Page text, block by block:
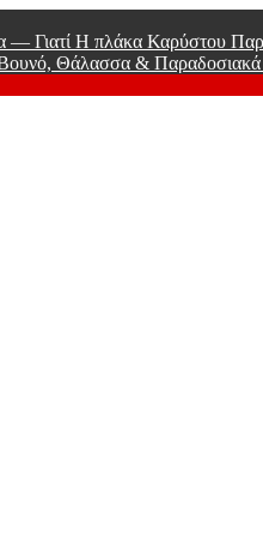
Γιατί Η πλάκα Καρύστου
Θάλασσα &